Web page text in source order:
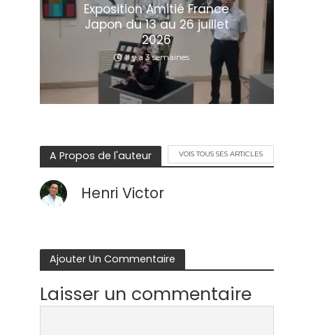
Exposition Amitié France
Japon du 13 au 26 juillet
2026
Il y a 3 semaines
A Propos de l'auteur VOIS TOUS SES ARTICLES
Henri Victor
Ajouter Un Commentaire
Laisser un commentaire